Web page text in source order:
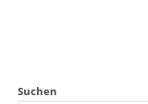
Suchen